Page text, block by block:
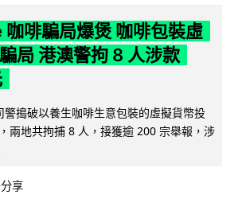
啡騙局爆煲 咖啡包裝虛
局 港澳警拘 8 人涉款
警搗破以養生咖啡生意包裝的虛擬貨幣投
兩地共拘捕 8 人，接獲逾 200 宗舉報，涉
分享